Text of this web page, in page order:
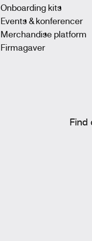
Onboarding kits
Events & konferencer
Merchandise platform
Firmagaver
Find